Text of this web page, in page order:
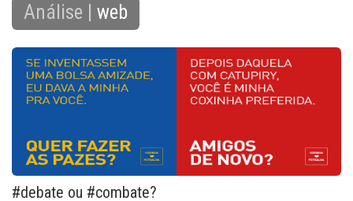
Análise | web
#debate ou #combate?